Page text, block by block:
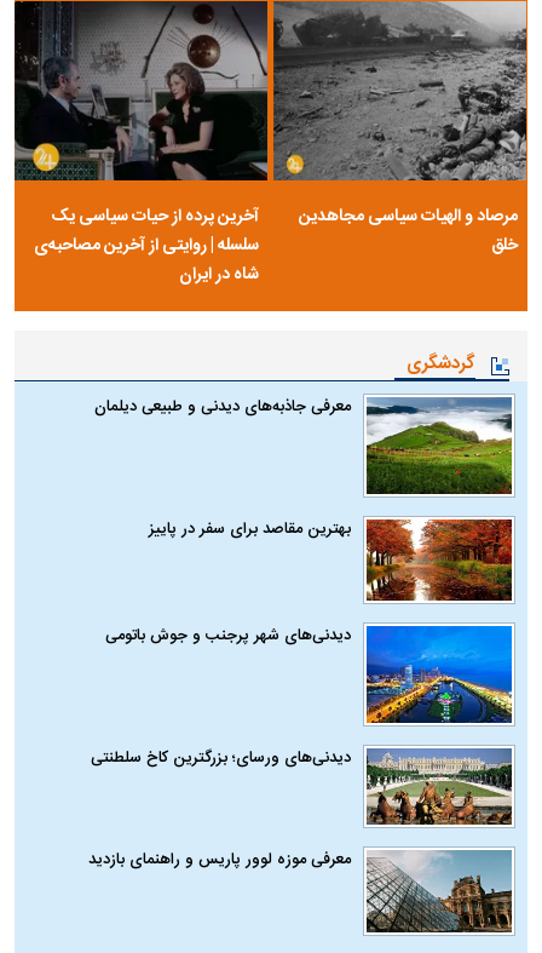
مرصاد و الهیات سیاسی مجاهدین
خلق
آخرین پرده از حیات سیاسی یک
سلسله | روایتی از آخرین مصاحبه‌ی
شاه در ایران
گردشگری
معرفی جاذبه‌های دیدنی و طبیعی دیلمان
بهترین مقاصد برای سفر در پاییز
دیدنی‌های شهر پرجنب و جوش باتومی
دیدنی‌های ورسای؛ بزرگترین کاخ سلطنتی
معرفی موزه لوور پاریس و راهنمای بازدید